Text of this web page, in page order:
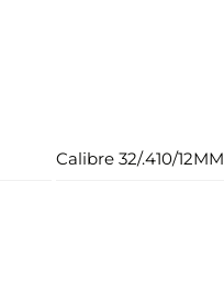
Calibre 32/.410/12MM